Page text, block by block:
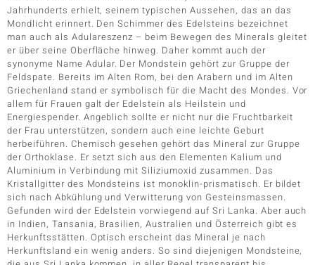
Jahrhunderts erhielt, seinem typischen Aussehen, das an das
Mondlicht erinnert. Den Schimmer des Edelsteins bezeichnet
man auch als Adulareszenz – beim Bewegen des Minerals gleitet
er über seine Oberfläche hinweg. Daher kommt auch der
synonyme Name Adular. Der Mondstein gehört zur Gruppe der
Feldspate. Bereits im Alten Rom, bei den Arabern und im Alten
Griechenland stand er symbolisch für die Macht des Mondes. Vor
allem für Frauen galt der Edelstein als Heilstein und
Energiespender. Angeblich sollte er nicht nur die Fruchtbarkeit
der Frau unterstützen, sondern auch eine leichte Geburt
herbeiführen. Chemisch gesehen gehört das Mineral zur Gruppe
der Orthoklase. Er setzt sich aus den Elementen Kalium und
Aluminium in Verbindung mit Siliziumoxid zusammen. Das
Kristallgitter des Mondsteins ist monoklin-prismatisch. Er bildet
sich nach Abkühlung und Verwitterung von Gesteinsmassen.
Gefunden wird der Edelstein vorwiegend auf Sri Lanka. Aber auch
in Indien, Tansania, Brasilien, Australien und Österreich gibt es
Herkunftsstätten. Optisch erscheint das Mineral je nach
Herkunftsland ein wenig anders. So sind diejenigen Mondsteine,